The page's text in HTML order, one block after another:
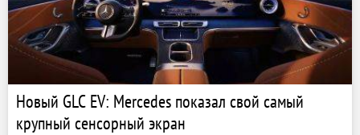
Новый GLC EV: Mercedes показал свой самый
крупный сенсорный экран